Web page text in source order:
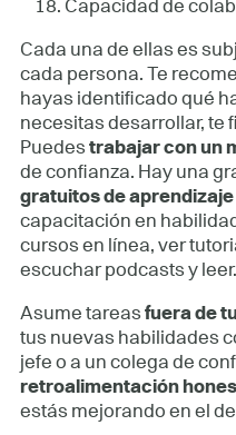
Capacidad de
Cada una de ellas es
cada persona. Te
hayas identificado qué
necesitas desarrollar, te
Puedes trabajar con un
de confianza. Hay una
gratuitos de aprendizaje
capacitación en
cursos en línea, ver
escuchar podcasts y leer.
Asume tareas fuera de
tus nuevas habilidades
jefe o a un colega de
retroalimentación
estás mejorando en el